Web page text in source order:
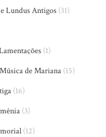
Lundus Antigos (31)
(1)
de Mariana (15)
(16)
(3)
(12)